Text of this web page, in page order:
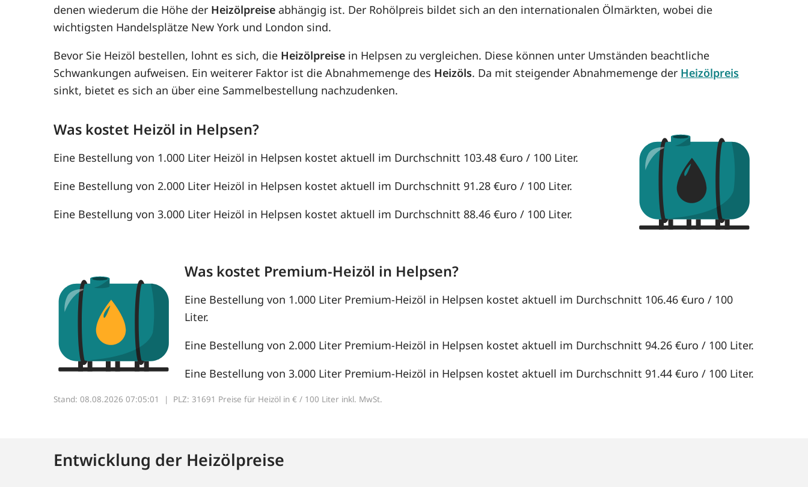
denen wiederum die Höhe der Heizölpreise abhängig ist. Der Rohölpreis bildet sich an den internationalen Ölmärkten, wobei die
wichtigsten Handelsplätze New York und London sind.
Bevor Sie Heizöl bestellen, lohnt es sich, die Heizölpreise in Helpsen zu vergleichen. Diese können unter Umständen beachtliche
Schwankungen aufweisen. Ein weiterer Faktor ist die Abnahmemenge des Heizöls. Da mit steigender Abnahmemenge der Heizölpreis
sinkt, bietet es sich an über eine Sammelbestellung nachzudenken.
Was kostet Heizöl in Helpsen?
Eine Bestellung von 1.000 Liter Heizöl in Helpsen kostet aktuell im Durchschnitt 103.48 €uro / 100 Liter.
Eine Bestellung von 2.000 Liter Heizöl in Helpsen kostet aktuell im Durchschnitt 91.28 €uro / 100 Liter.
Eine Bestellung von 3.000 Liter Heizöl in Helpsen kostet aktuell im Durchschnitt 88.46 €uro / 100 Liter.
Was kostet Premium-Heizöl in Helpsen?
Eine Bestellung von 1.000 Liter Premium-Heizöl in Helpsen kostet aktuell im Durchschnitt 106.46 €uro / 100
Liter.
Eine Bestellung von 2.000 Liter Premium-Heizöl in Helpsen kostet aktuell im Durchschnitt 94.26 €uro / 100 Liter.
Eine Bestellung von 3.000 Liter Premium-Heizöl in Helpsen kostet aktuell im Durchschnitt 91.44 €uro / 100 Liter.
Stand: 08.08.2026 07:05:01 | PLZ: 31691 Preise für Heizöl in € / 100 Liter inkl. MwSt.
Entwicklung der Heizölpreise